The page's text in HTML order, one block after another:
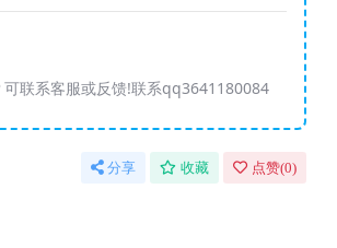
可联系客服或反馈!联系qq3641180084
分享 收藏 点赞(0)